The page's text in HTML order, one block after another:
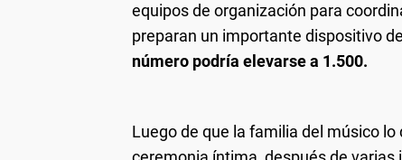
equipos de organización para
preparan un importante dispositivo
número podría elevarse a 1.500.
Luego de que la familia del músico